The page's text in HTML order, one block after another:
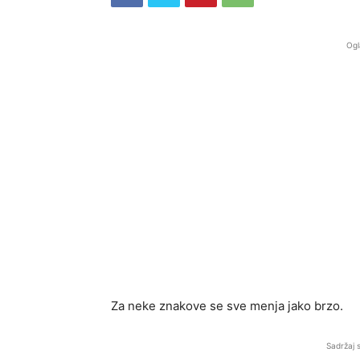
Za neke znakove se sve menja jako brzo.
Sadržaj